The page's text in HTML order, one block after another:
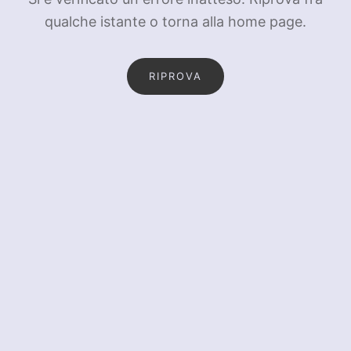
qualche istante o torna alla home page.
RIPROVA